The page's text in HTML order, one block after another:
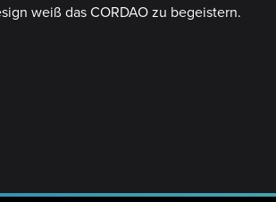
weiß das CORDAO zu begeistern.